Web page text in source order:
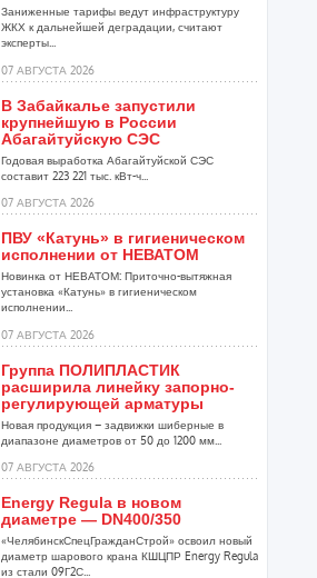
Заниженные тарифы ведут инфраструктуру
ЖКХ к дальнейшей деградации, считают
эксперты...
07 АВГУСТА 2026
В Забайкалье запустили
крупнейшую в России
Абагайтуйскую СЭС
Годовая выработка Абагайтуйской СЭС
составит 223 221 тыс. кВт-ч...
07 АВГУСТА 2026
ПВУ «Катунь» в гигиеническом
исполнении от НЕВАТОМ
Новинка от НЕВАТОМ: Приточно-вытяжная
установка «Катунь» в гигиеническом
исполнении...
07 АВГУСТА 2026
Группа ПОЛИПЛАСТИК
расширила линейку запорно-
регулирующей арматуры
Новая продукция – задвижки шиберные в
диапазоне диаметров от 50 до 1200 мм...
07 АВГУСТА 2026
Energy Regula в новом
диаметре — DN400/350
«ЧелябинскСпецГражданСтрой» освоил новый
диаметр шарового крана КШЦПР Energy Regula
из стали 09Г2С...